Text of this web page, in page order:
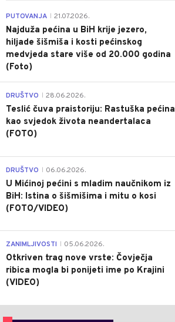
PUTOVANJA 21.07.2026.
Najduža pećina u BiH krije jezero,
hiljade šišmiša i kosti pećinskog
medvjeda stare više od 20.000 godina
(Foto)
DRUŠTVO 28.06.2026.
Teslić čuva praistoriju: Rastuška pećina
kao svjedok života neandertalaca
(FOTO)
DRUŠTVO 06.06.2026.
U Mićinoj pećini s mladim naučnikom iz
BiH: Istina o šišmišima i mitu o kosi
(FOTO/VIDEO)
ZANIMLJIVOSTI 05.06.2026.
Otkriven trag nove vrste: Čovječja
ribica mogla bi ponijeti ime po Krajini
(VIDEO)